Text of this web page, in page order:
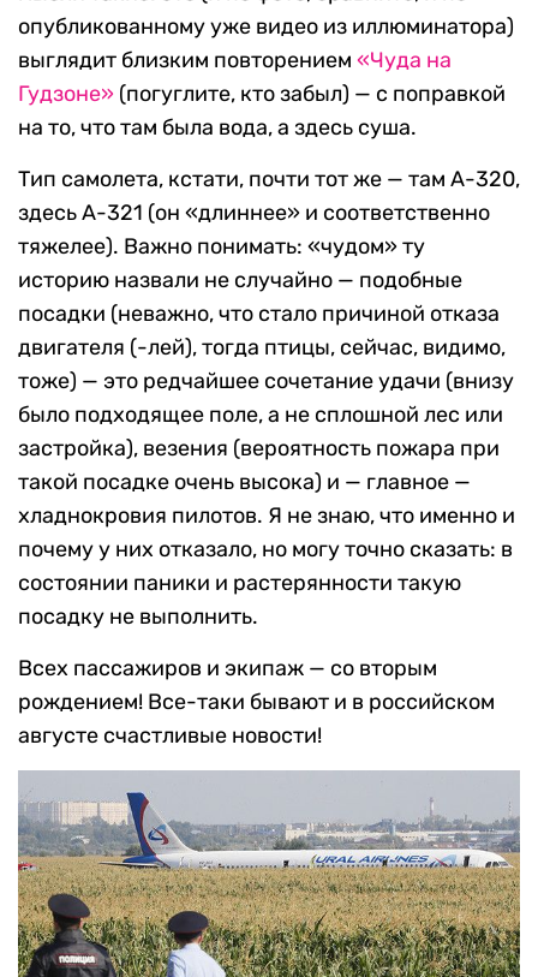
опубликованному уже видео из иллюминатора)
выглядит близким повторением «Чуда на
Гудзоне» (погуглите, кто забыл) — с поправкой
на то, что там была вода, а здесь суша.
Тип самолета, кстати, почти тот же — там А-320,
здесь А-321 (он «длиннее» и соответственно
тяжелее). Важно понимать: «чудом» ту
историю назвали не случайно — подобные
посадки (неважно, что стало причиной отказа
двигателя (-лей), тогда птицы, сейчас, видимо,
тоже) — это редчайшее сочетание удачи (внизу
было подходящее поле, а не сплошной лес или
застройка), везения (вероятность пожара при
такой посадке очень высока) и — главное —
хладнокровия пилотов. Я не знаю, что именно и
почему у них отказало, но могу точно сказать: в
состоянии паники и растерянности такую
посадку не выполнить.
Всех пассажиров и экипаж — со вторым
рождением! Все-таки бывают и в российском
августе счастливые новости!